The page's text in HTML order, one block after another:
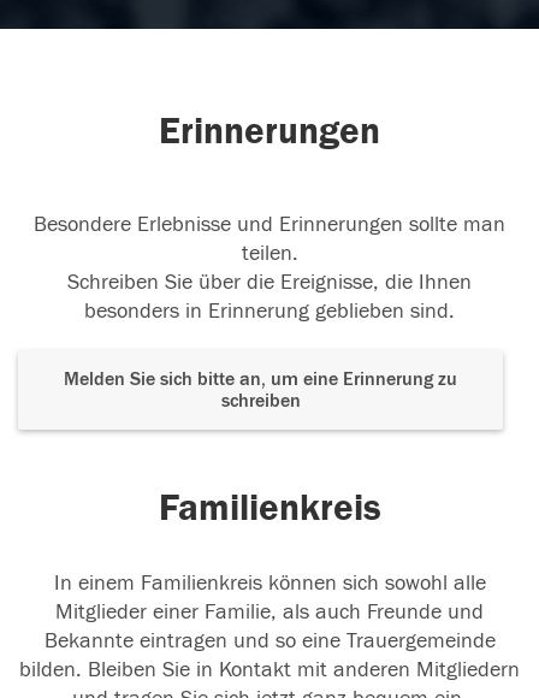
Erinnerungen
Besondere Erlebnisse und Erinnerungen sollte man
teilen.
Schreiben Sie über die Ereignisse, die Ihnen
besonders in Erinnerung geblieben sind.
Melden Sie sich bitte an, um eine Erinnerung zu
schreiben
Familienkreis
In einem Familienkreis können sich sowohl alle
Mitglieder einer Familie, als auch Freunde und
Bekannte eintragen und so eine Trauergemeinde
bilden. Bleiben Sie in Kontakt mit anderen Mitgliedern